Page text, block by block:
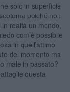
solo in superficie
poiché non
realtà un mondo,
com’è possibile
in quell’attimo
del momento ma
male in passato?
questa